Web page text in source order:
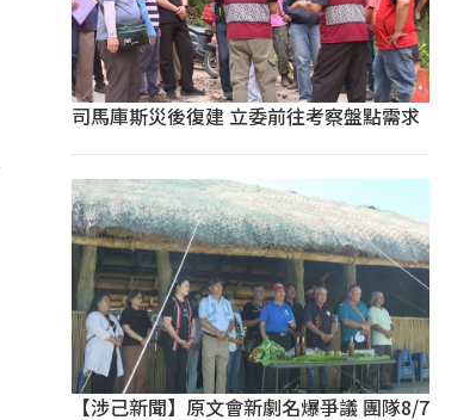
司馬庫斯災後復建 立委前往考察盤點需求
【涉己新聞】原文會新劇名爆爭議 團隊8/7